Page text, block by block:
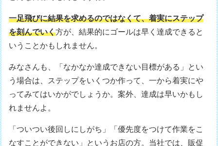
一足飛びに結果を求めるのではなくて、着実にステップ
を刻んでいく方が、結果的にゴールは早く達成できると
いうことかもしれません。
みなさんも、「なかなか達成できない目標がある」とい
う場合は、ステップをいくつか作って、一から着実にや
ってみてはいかがでしょうか。案外、達成は早いかもし
れませんよ。
「ついつい後回しにしがち」「優先度をつけて作業をこ
なすことができない」というお店の方。当社では、販促